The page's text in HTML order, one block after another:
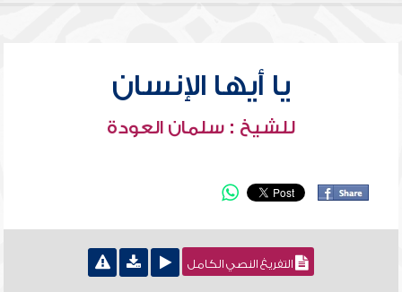
يا أيها الإنسان
للشيخ : سلمان العودة
التفريغ النصي الكامل